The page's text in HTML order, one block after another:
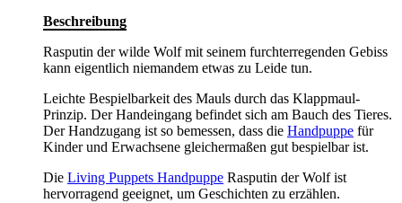
Beschreibung
Rasputin der wilde Wolf mit seinem furchterregenden Gebiss
kann eigentlich niemandem etwas zu Leide tun.
Leichte Bespielbarkeit des Mauls durch das Klappmaul-
Prinzip. Der Handeingang befindet sich am Bauch des Tieres.
Der Handzugang ist so bemessen, dass die Handpuppe für
Kinder und Erwachsene gleichermaßen gut bespielbar ist.
Die Living Puppets Handpuppe Rasputin der Wolf ist
hervorragend geeignet, um Geschichten zu erzählen.